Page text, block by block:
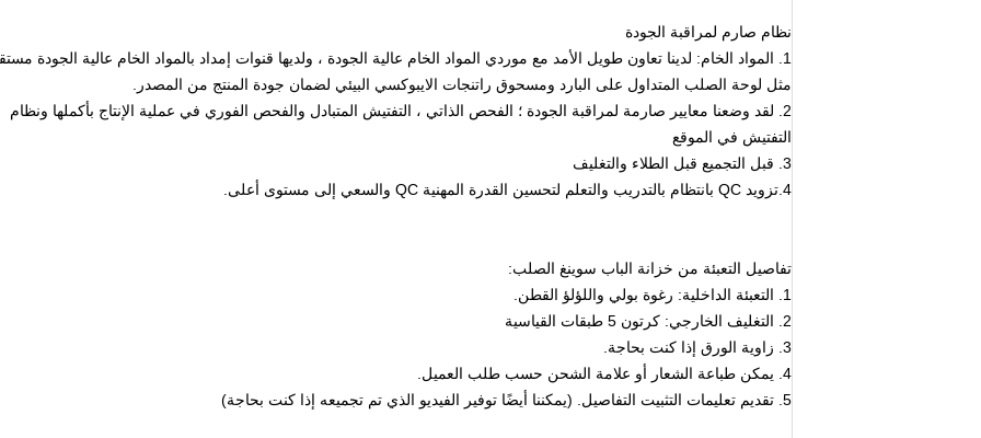
نظام صارم لمراقبة الجودة
1. المواد الخام: لدينا تعاون طويل الأمد مع موردي المواد الخام عالية الجودة ، ولديها قنوات إمداد بالمواد الخام عالية الجودة
مثل لوحة الصلب المتداول على البارد ومسحوق راتنجات الايبوكسي البيئي لضمان جودة المنتج من المصدر.
2. لقد وضعنا معايير صارمة لمراقبة الجودة ؛ الفحص الذاتي ، التفتيش المتبادل والفحص الفوري في عملية الإنتاج بأكملها ونظام
التفتيش في الموقع
3. قبل التجميع قبل الطلاء والتغليف
4. تزويد QC بانتظام بالتدريب والتعلم لتحسين القدرة المهنية QC والسعي إلى مستوى أعلى.
تفاصيل التعبئة من خزانة الباب سوينغ الصلب:
1. التعبئة الداخلية: رغوة بولي واللؤلؤ القطن.
2. التغليف الخارجي: كرتون 5 طبقات القياسية
3. زاوية الورق إذا كنت بحاجة.
4. يمكن طباعة الشعار أو علامة الشحن حسب طلب العميل.
5. تقديم تعليمات التثبيت التفاصيل. (يمكننا أيضًا توفير الفيديو الذي تم تجميعه إذا كنت بحاجة)